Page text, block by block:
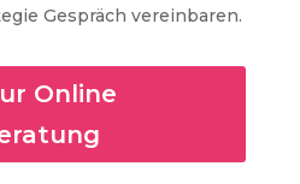
Gespräch vereinbaren.
Online